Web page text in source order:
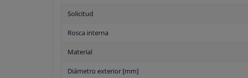
Solicitud
Rosca interna
Material
Diámetro exterior [mm]